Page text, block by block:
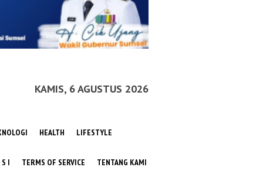
KAMIS, 6 AGUSTUS 2026
HEALTH LIFESTYLE
S I TERMS OF SERVICE TENTANG KAMI